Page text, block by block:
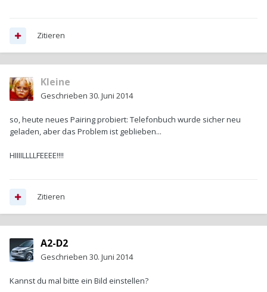
Zitieren
Kleine
Geschrieben 30. Juni 2014
so, heute neues Pairing probiert: Telefonbuch wurde sicher neu
geladen, aber das Problem ist geblieben...
HIIIILLLLFEEEE!!!!
Zitieren
A2-D2
Geschrieben 30. Juni 2014
Kannst du mal bitte ein Bild einstellen?